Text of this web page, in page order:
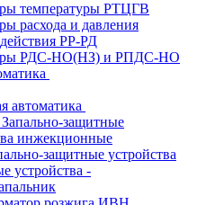
температуры РТЦГВ
расхода и давления
РР-РД
РДС-НО(НЗ) и РПДС-НО
автоматика
защитные
инжекционные
защитные устройства
устройства -